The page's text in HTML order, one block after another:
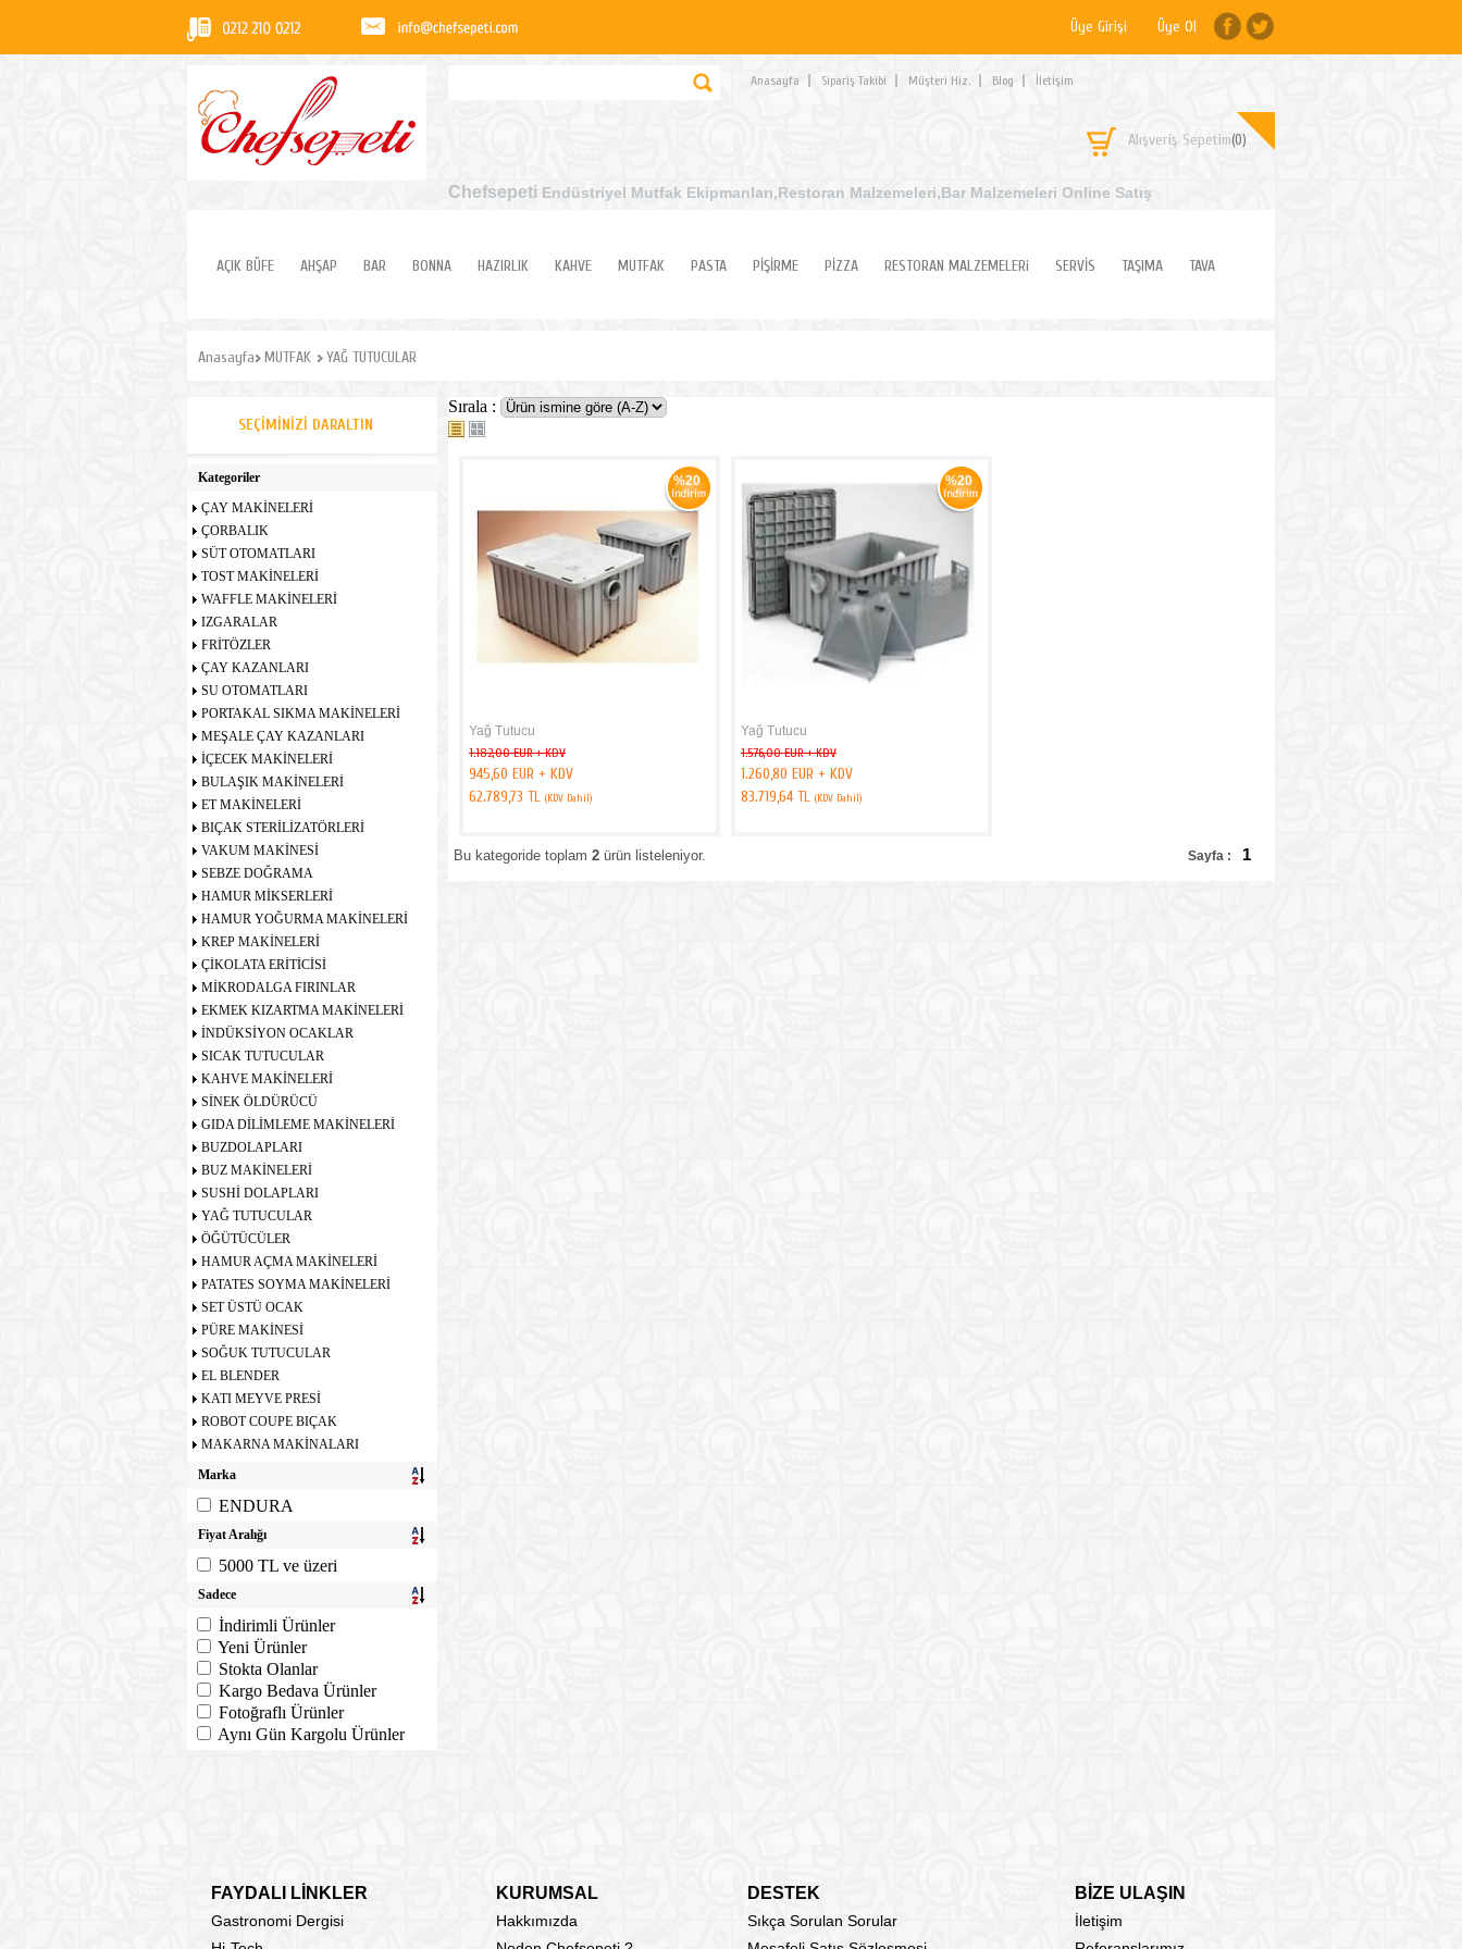
Üye Girişi Üye Ol
Anasayfa Sipariş Takibi Müşteri Hiz. Blog İletişim
Alışveriş Sepetim(0)
Chefsepeti Endüstriyel Mutfak Ekipmanları,Restoran Malzemeleri,Bar Malzemeleri Online Satış
AÇIK BÜFE AHŞAP BAR BONNA HAZIRLIK KAHVE MUTFAK PASTA PİŞİRME PİZZA RESTORAN MALZEMELERi SERVİS TAŞIMA TAVA
Anasayfa MUTFAK YAĞ TUTUCULAR
SEÇIMINIZI DARALTIN
Kategoriler
ÇAY MAKİNELERİ
ÇORBALIK
SÜT OTOMATLARI
TOST MAKİNELERİ
WAFFLE MAKİNELERİ
IZGARALAR
FRİTÖZLER
ÇAY KAZANLARI
SU OTOMATLARI
PORTAKAL SIKMA MAKİNELERİ
MEŞALE ÇAY KAZANLARI
İÇECEK MAKİNELERİ
BULAŞIK MAKİNELERİ
ET MAKİNELERİ
BIÇAK STERİLİZATÖRLERİ
VAKUM MAKİNESİ
SEBZE DOĞRAMA
HAMUR MİKSERLERİ
HAMUR YOĞURMA MAKİNELERİ
KREP MAKİNELERİ
ÇİKOLATA ERİTİCİSİ
MİKRODALGA FIRINLAR
EKMEK KIZARTMA MAKİNELERİ
İNDÜKSİYON OCAKLAR
SICAK TUTUCULAR
KAHVE MAKİNELERİ
SİNEK ÖLDÜRÜCÜ
GIDA DİLİMLEME MAKİNELERİ
BUZDOLAPLARI
BUZ MAKİNELERİ
SUSHİ DOLAPLARI
YAĞ TUTUCULAR
ÖĞÜTÜCÜLER
HAMUR AÇMA MAKİNELERİ
PATATES SOYMA MAKİNELERİ
SET ÜSTÜ OCAK
PÜRE MAKİNESİ
SOĞUK TUTUCULAR
EL BLENDER
KATI MEYVE PRESİ
ROBOT COUPE BIÇAK
MAKARNA MAKİNALARI
Marka
ENDURA
Fiyat Aralığı
5000 TL ve üzeri
Sadece
İndirimli Ürünler
Yeni Ürünler
Stokta Olanlar
Kargo Bedava Ürünler
Fotoğraflı Ürünler
Aynı Gün Kargolu Ürünler
Sırala :
%20
Yağ Tutucu
1.182,00 EUR + KDV
945,60 EUR + KDV
62.789,73 TL (KDV Dahil)
%20
Yağ Tutucu
1.576,00 EUR + KDV
1.260,80 EUR + KDV
83.719,64 TL (KDV Dahil)
Bu kategoride toplam 2 ürün listeleniyor. Sayfa : 1
FAYDALI LİNKLER KURUMSAL DESTEK BİZE ULAŞIN
Gastronomi Dergisi Hakkımızda Sıkça Sorulan Sorular
İletişim